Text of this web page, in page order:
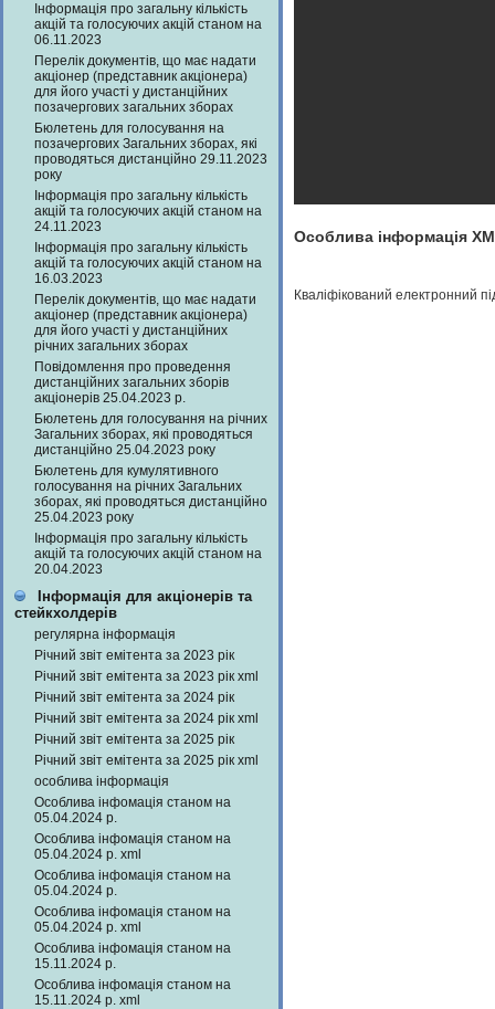
Інформація про загальну кількість
акцій та голосуючих акцій станом на
06.11.2023
Перелік документів, що має надати
акціонер (представник акціонера)
для його участі у дистанційних
позачергових загальних зборах
Бюлетень для голосування на
позачергових Загальних зборах, які
проводяться дистанційно 29.11.2023
року
Інформація про загальну кількість
акцій та голосуючих акцій станом на
24.11.2023
Інформація про загальну кількість
акцій та голосуючих акцій станом на
16.03.2023
Перелік документів, що має надати
акціонер (представник акціонера)
для його участі у дистанційних
річних загальних зборах
Повідомлення про проведення
дистанційних загальних зборів
акціонерів 25.04.2023 р.
Бюлетень для голосування на річних
Загальних зборах, які проводяться
дистанційно 25.04.2023 року
Бюлетень для кумулятивного
голосування на річних Загальних
зборах, які проводяться дистанційно
25.04.2023 року
Інформація про загальну кількість
акцій та голосуючих акцій станом на
20.04.2023
Інформація для акціонерів та
стейкхолдерів
регулярна інформація
Річний звіт емітента за 2023 рік
Річний звіт емітента за 2023 рік xml
Річний звіт емітента за 2024 рік
Річний звіт емітента за 2024 рік xml
Річний звіт емітента за 2025 рік
Річний звіт емітента за 2025 рік xml
особлива інформація
Особлива інфомація станом на
05.04.2024 р.
Особлива інфомація станом на
05.04.2024 р. xml
Особлива інфомація станом на
05.04.2024 р.
Особлива інфомація станом на
05.04.2024 р. xml
Особлива інфомація станом на
15.11.2024 р.
Особлива інфомація станом на
15.11.2024 р. xml
Особлива інформація
Кваліфікований електронний